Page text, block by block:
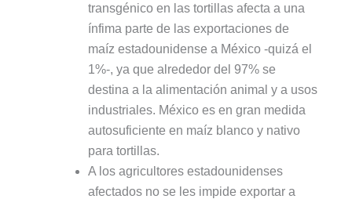
transgénico en las tortillas afecta a una
ínfima parte de las exportaciones de
maíz estadounidense a México -quizá el
1%-, ya que alrededor del 97% se
destina a la alimentación animal y a usos
industriales. México es en gran medida
autosuficiente en maíz blanco y nativo
para tortillas.
A los agricultores estadounidenses
afectados no se les impide exportar a